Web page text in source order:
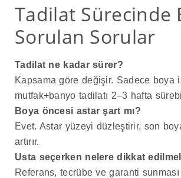
Tadilat Sürecinde
Sorulan Sorular
Tadilat ne kadar sürer?
Kapsama göre değişir. Sadece boya
mutfak+banyo tadilatı 2–3 hafta
Boya öncesi astar şart mı?
Evet. Astar yüzeyi düzleştirir, son
artırır.
Usta seçerken nelere dikkat
Referans, tecrübe ve garanti